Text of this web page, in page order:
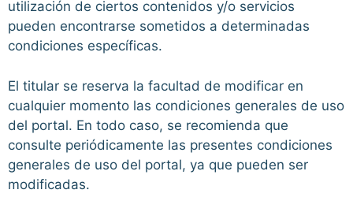
utilización de ciertos contenidos y/o servicios
pueden encontrarse sometidos a determinadas
condiciones específicas.
El titular se reserva la facultad de modificar en
cualquier momento las condiciones generales de uso
del portal. En todo caso, se recomienda que
consulte periódicamente las presentes condiciones
generales de uso del portal, ya que pueden ser
modificadas.